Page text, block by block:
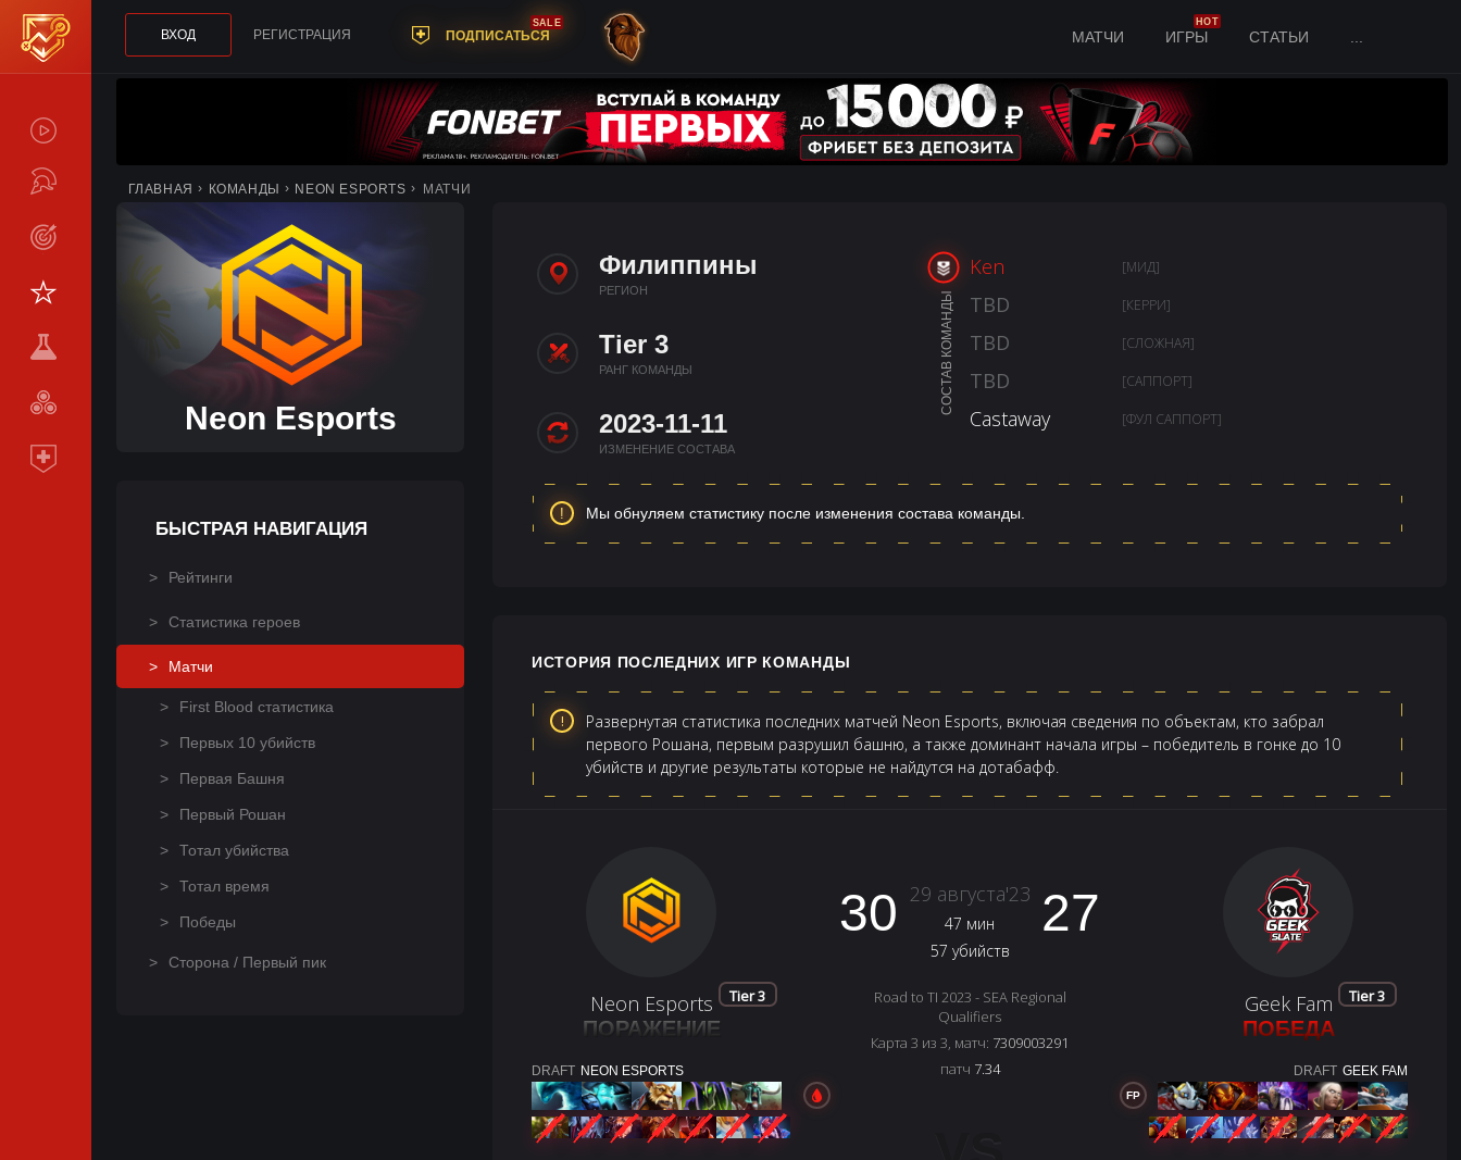
ТУРНИРЫ
LIVE
СТАТИСТИКА
КОМАНДЫ
МЕТА
СРАВНИТЬ
ВХОД РЕГИСТРАЦИЯ ПОДПИСАТЬСЯ
SALE
МАТЧИ ИГРЫ
HOT
СТАТЬИ
ГЛАВНАЯ КОМАНДЫ NEON ESPORTS МАТЧИ
Neon Esports
БЫСТРАЯ НАВИГАЦИЯ
Рейтинги
Статистика героев
Матчи
First Blood статистика
Первых 10 убийств
Первая Башня
Первый Рошан
Тотал убийства
Тотал время
Победы
Сторона / Первый пик
Филиппины
РЕГИОН
Tier 3
РАНГ КОМАНДЫ
2023-11-11
ИЗМЕНЕНИЕ СОСТАВА
СОСТАВ КОМАНДЫ
Ken [МИД]
TBD [КЕРРИ]
TBD [СЛОЖНАЯ]
TBD [САППОРТ]
Castaway [ФУЛ САППОРТ]
Мы обнуляем статистику после изменения состава команды.
ИСТОРИЯ ПОСЛЕДНИХ ИГР КОМАНДЫ
Развернутая статистика последних матчей Neon Esports, включая сведения по объектам, кто забрал
первого Рошана, первым разрушил башню, а также доминант начала игры – победитель в гонке до 10
убийств и другие результаты которые не найдутся на дотабафф.
30
Neon Esports Tier 3
ПОРАЖЕНИЕ
DRAFT NEON ESPORTS
29 августа'23
47 мин
57 убийств
Road to TI 2023 - SEA Regional
Qualifiers
Карта 3 из 3, матч: 7309003291
патч 7.34
27
Geek Fam Tier 3
ПОБЕДА
FP
DRAFT GEEK FAM